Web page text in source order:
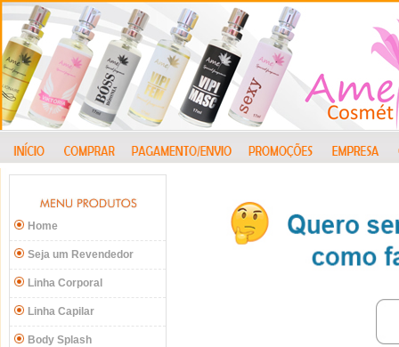
Home
Seja um Revendedor
Linha Corporal
Linha Capilar
Body Splash